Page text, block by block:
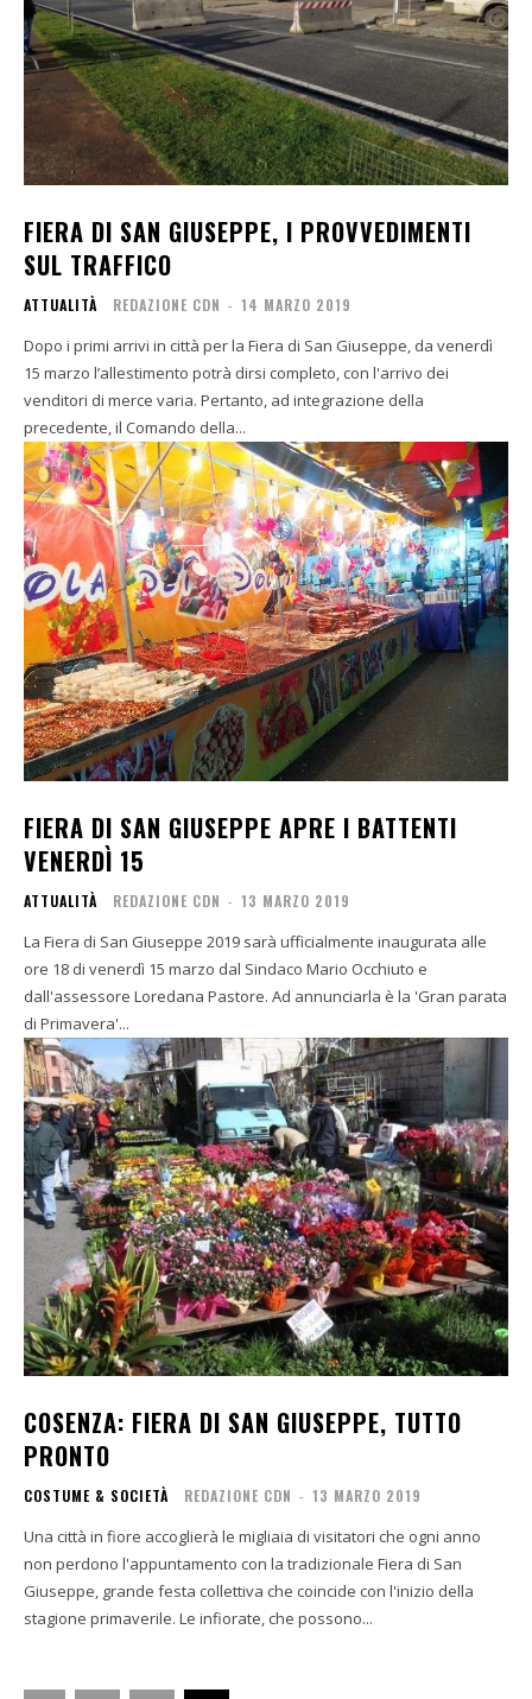
FIERA DI SAN GIUSEPPE, I PROVVEDIMENTI
SUL TRAFFICO
ATTUALITÀ REDAZIONE CDN - 14 MARZO 2019
Dopo i primi arrivi in città per la Fiera di San Giuseppe, da venerdì
15 marzo l’allestimento potrà dirsi completo, con l'arrivo dei
venditori di merce varia. Pertanto, ad integrazione della
precedente, il Comando della...
FIERA DI SAN GIUSEPPE APRE I BATTENTI
VENERDÌ 15
ATTUALITÀ REDAZIONE CDN - 13 MARZO 2019
La Fiera di San Giuseppe 2019 sarà ufficialmente inaugurata alle
ore 18 di venerdì 15 marzo dal Sindaco Mario Occhiuto e
dall'assessore Loredana Pastore. Ad annunciarla è la 'Gran parata
di Primavera'...
COSENZA: FIERA DI SAN GIUSEPPE, TUTTO
PRONTO
COSTUME & SOCIETÀ REDAZIONE CDN - 13 MARZO 2019
Una città in fiore accoglierà le migliaia di visitatori che ogni anno
non perdono l'appuntamento con la tradizionale Fiera di San
Giuseppe, grande festa collettiva che coincide con l'inizio della
stagione primaverile. Le infiorate, che possono...